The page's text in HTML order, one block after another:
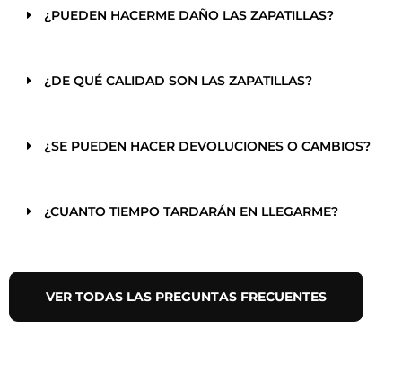
¿PUEDEN HACERME DAÑO LAS ZAPATILLAS?
¿DE QUÉ CALIDAD SON LAS ZAPATILLAS?
¿SE PUEDEN HACER DEVOLUCIONES O CAMBIOS?
¿CUANTO TIEMPO TARDARÁN EN LLEGARME?
VER TODAS LAS PREGUNTAS FRECUENTES